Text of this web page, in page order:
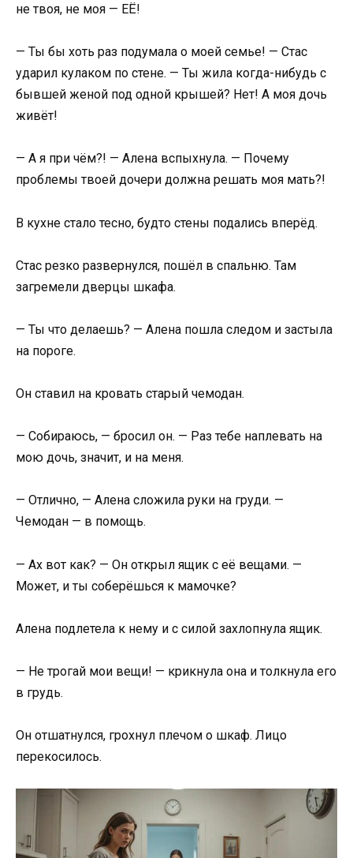
не твоя, не моя — ЕЁ!
— Ты бы хоть раз подумала о моей семье! — Стас
ударил кулаком по стене. — Ты жила когда-нибудь с
бывшей женой под одной крышей? Нет! А моя дочь
живёт!
— А я при чём?! — Алена вспыхнула. — Почему
проблемы твоей дочери должна решать моя мать?!
В кухне стало тесно, будто стены подались вперёд.
Стас резко развернулся, пошёл в спальню. Там
загремели дверцы шкафа.
— Ты что делаешь? — Алена пошла следом и застыла
на пороге.
Он ставил на кровать старый чемодан.
— Собираюсь, — бросил он. — Раз тебе наплевать на
мою дочь, значит, и на меня.
— Отлично, — Алена сложила руки на груди. —
Чемодан — в помощь.
— Ах вот как? — Он открыл ящик с её вещами. —
Может, и ты соберёшься к мамочке?
Алена подлетела к нему и с силой захлопнула ящик.
— Не трогай мои вещи! — крикнула она и толкнула его
в грудь.
Он отшатнулся, грохнул плечом о шкаф. Лицо
перекосилось.